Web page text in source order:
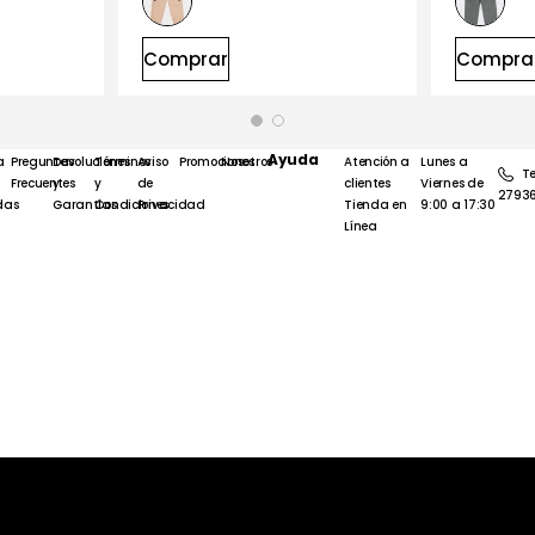
Comprar
Preguntas
Frecuentes
Devoluciones
y
Garantías
Términos
y
Condiciones
Aviso
de
Privacidad
Promociones
NosotrosAyuda
Atención a
clientes
Tienda en
Línea
Lunes a
Viernes de
9:00 a 17:30